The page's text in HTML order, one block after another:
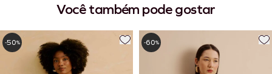
Você também pode gostar
-50% -60%